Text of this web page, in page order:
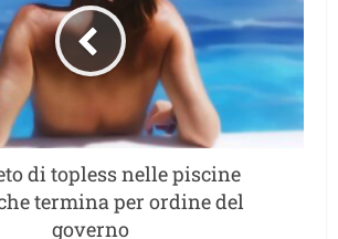
di topless nelle piscine
termina per ordine del
governo